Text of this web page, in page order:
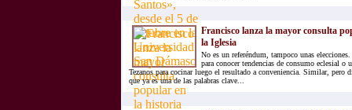
Francisco lanza la mayor consulta
la Iglesia
No es un referéndum, tampoco unas
para conocer tendencias de consumo eclesial o
Tezanos para cocinar luego el resultado a conveniencia. Similar, pero
que ya es una de las palabras clave...